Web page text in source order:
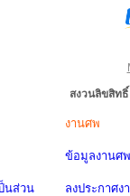
สงวนลิขสิท
นส่วน
งานศพ
ข้อมูลงานศพ
ลงประกาศง